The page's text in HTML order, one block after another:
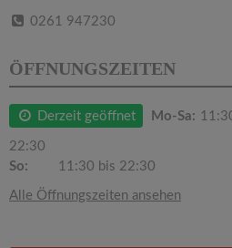
0261 947230
ÖFFNUNGSZEITEN
Derzeit geöffnet Mo-Sa:
22:30
So:
11:30 bis 22:30
Alle Öffnungszeiten ansehen
a
t
i